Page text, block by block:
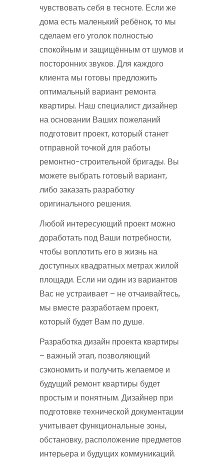
чувствовать себя в тесноте. Если же
дома есть маленький ребёнок, то мы
сделаем его уголок полностью
спокойным и защищённым от шумов и
посторонних звуков. Для каждого
клиента мы готовы предложить
оптимальный вариант ремонта
квартиры. Наш специалист дизайнер
на основании Ваших пожеланий
подготовит проект, который станет
отправной точкой для работы
ремонтно-строительной бригады. Вы
можете выбрать готовый вариант,
либо заказать разработку
оригинального решения.
Любой интересующий проект можно
доработать под Ваши потребности,
чтобы воплотить его в жизнь на
доступных квадратных метрах жилой
площади. Если ни один из вариантов
Вас не устраивает – не отчаивайтесь,
мы вместе разработаем проект,
который будет Вам по душе.
Разработка дизайн проекта квартиры
– важный этап, позволяющий
сэкономить и получить желаемое и
будущий ремонт квартиры будет
простым и понятным. Дизайнер при
подготовке технической документации
учитывает функциональные зоны,
обстановку, расположение предметов
интерьера и будущих коммуникаций.